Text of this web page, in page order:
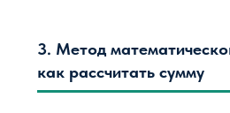
3. Метод
как рассчитать сумму